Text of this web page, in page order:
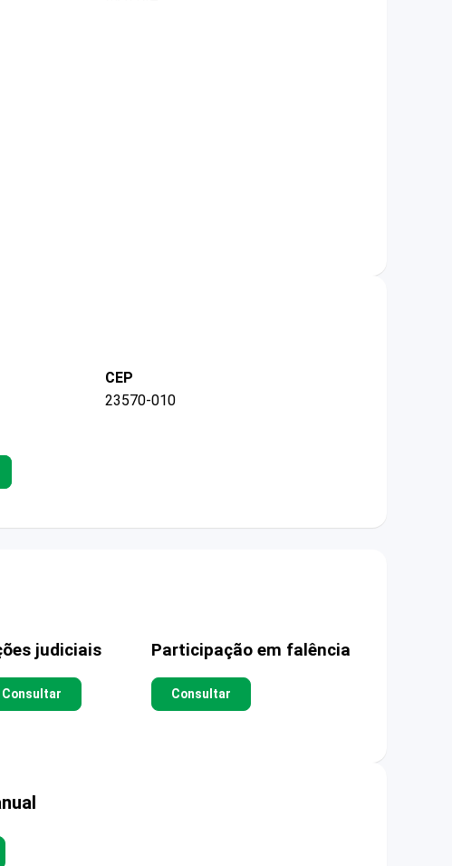
CEP
23570-010
judiciais
Consultar
Participação em falência
Consultar